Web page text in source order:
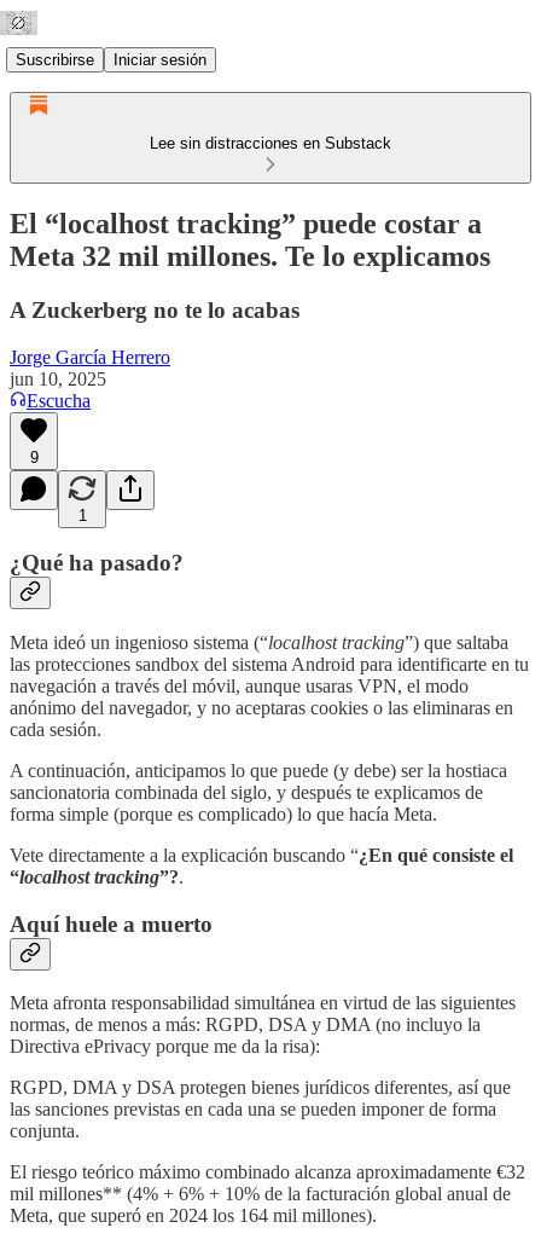
Suscribirse Iniciar sesión
Lee sin distracciones en Substack
El “localhost tracking” puede costar a
Meta 32 mil millones. Te lo explicamos
A Zuckerberg no te lo acabas
Jorge García Herrero
jun 10, 2025
Escucha
9
1
¿Qué ha pasado?
Meta ideó un ingenioso sistema (“localhost tracking”) que saltaba
las protecciones sandbox del sistema Android para identificarte en tu
navegación a través del móvil, aunque usaras VPN, el modo
anónimo del navegador, y no aceptaras cookies o las eliminaras en
cada sesión.
A continuación, anticipamos lo que puede (y debe) ser la hostiaca
sancionatoria combinada del siglo, y después te explicamos de
forma simple (porque es complicado) lo que hacía Meta.
Vete directamente a la explicación buscando “¿En qué consiste el
“localhost tracking”?.
Aquí huele a muerto
Meta afronta responsabilidad simultánea en virtud de las siguientes
normas, de menos a más: RGPD, DSA y DMA (no incluyo la
Directiva ePrivacy porque me da la risa):
RGPD, DMA y DSA protegen bienes jurídicos diferentes, así que
las sanciones previstas en cada una se pueden imponer de forma
conjunta.
El riesgo teórico máximo combinado alcanza aproximadamente €32
mil millones** (4% + 6% + 10% de la facturación global anual de
Meta, que superó en 2024 los 164 mil millones).